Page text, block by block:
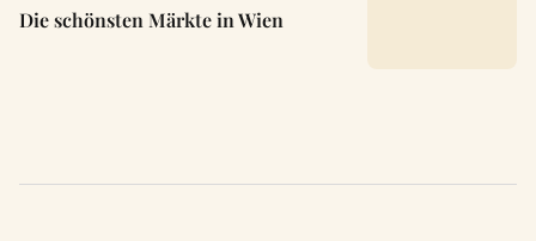
Die schönsten Märkte in Wien